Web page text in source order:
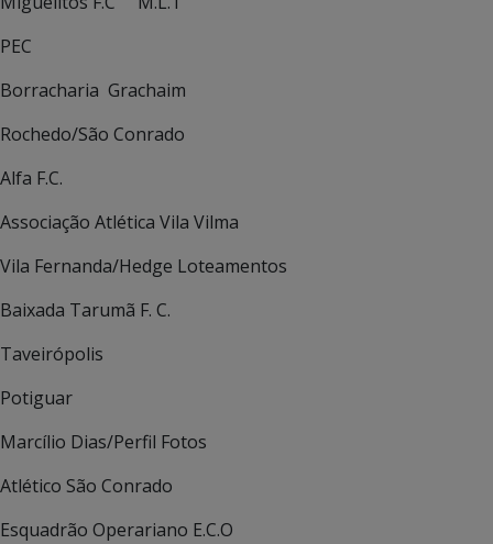
PEC
Borracharia Grachaim
Rochedo/São Conrado
Alfa F.C.
Associação Atlética Vila Vilma
Vila Fernanda/Hedge Loteamentos
Baixada Tarumã F. C.
Taveirópolis
Potiguar
Marcílio Dias/Perfil Fotos
Atlético São Conrado
Esquadrão Operariano E.C.O